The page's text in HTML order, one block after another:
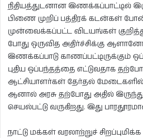
நிதியத்துடனான இணக்கப்பாட்டில்
பிணை முறிப் பத்திரக் கடன்கள்
முன்வைக்கப்பட்ட விடயங்கள்
போது ஒருவித அதிர்ச்சிக்கு
இணக்கப்பாடு காணப்பட்டிருக்கும்
புதிய ஒப்பந்தத்தை எட்டுவதாக
ஆட்சியாளர்கள் தேர்தல் மேடைகளில்
ஆனால் அரசு தற்போது அதில் இருந்து
செயல்பட்டு வருகிறது. இது
நாட்டு மக்கள் வரலாற்றுச்